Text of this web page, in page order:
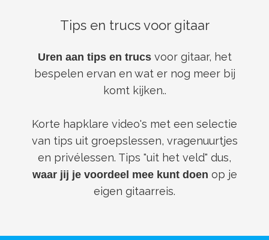
Tips en trucs voor gitaar
Uren aan tips en trucsvoor gitaar, het
bespelen ervan en wat er nog meer bij
komt kijken..
Korte hapklare video's met een selectie
van tips uit groepslessen, vragenuurtjes
en privélessen. Tips "uit het veld" dus,
waar jij je voordeel mee kunt doen op je
eigen gitaarreis.